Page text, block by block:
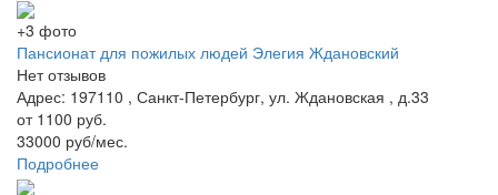
+3 фото
Пансионат для пожилых людей Элегия Ждановский
Нет отзывов
Адрес: 197110 , Санкт-Петербург, ул. Ждановская , д.33
от 1100 руб.
33000 руб/мес.
Подробнее